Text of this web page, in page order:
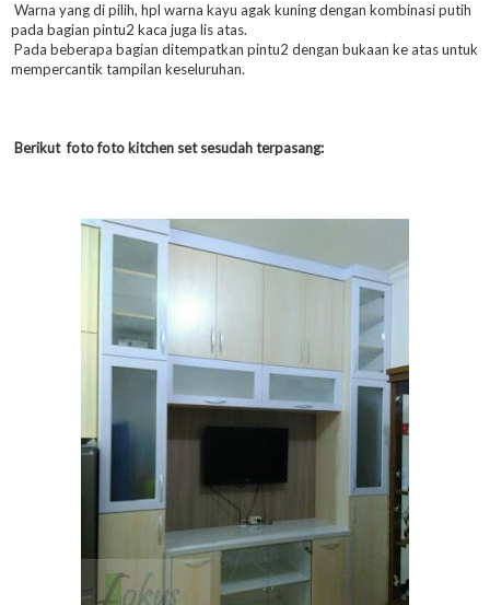
Warna yang di pilih, hpl warna kayu agak kuning dengan kombinasi putih
pada bagian pintu2 kaca juga lis atas.
Pada beberapa bagian ditempatkan pintu2 dengan bukaan ke atas untuk
mempercantik tampilan keseluruhan.
Berikut foto foto kitchen set sesudah terpasang: